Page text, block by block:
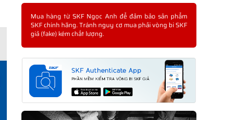
Mua hàng từ SKF Ngọc Anh để đảm bảo sản phẩm
SKF chính hãng. Tránh nguy cơ mua phải vòng bi SKF
giả (fake) kém chất lượng.